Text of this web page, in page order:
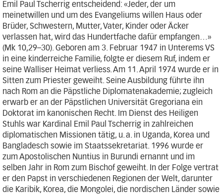
Emil Paul Tscherrig entscheidend: «Jeder, der um
meinetwillen und um des Evangeliums willen Haus oder
Brüder, Schwestern, Mutter, Vater, Kinder oder Äcker
verlassen hat, wird das Hundertfache dafür empfangen…»
(Mk 10,29–30). Geboren am 3. Februar 1947 in Unterems VS
in eine kinderreiche Familie, folgte er diesem Ruf, indem er
seine Walliser Heimat verliess. Am 11. April 1974 wurde er in
Sitten zum Priester geweiht. Seine Ausbildung führte ihn
nach Rom an die Päpstliche Diplomatenakademie; zugleich
erwarb er an der Päpstlichen Universität Gregoriana ein
Doktorat im kanonischen Recht. Im Dienst des Heiligen
Stuhls war Kardinal Emil Paul Tscherrig in zahlreichen
diplomatischen Missionen tätig, u. a. in Uganda, Korea und
Bangladesch sowie im Staatssekretariat. 1996 wurde er
zum Apostolischen Nuntius in Burundi ernannt und im
selben Jahr in Rom zum Bischof geweiht. In der Folge vertrat
er den Papst in verschiedenen Regionen der Welt, darunter
die Karibik, Korea, die Mongolei, die nordischen Länder sowie